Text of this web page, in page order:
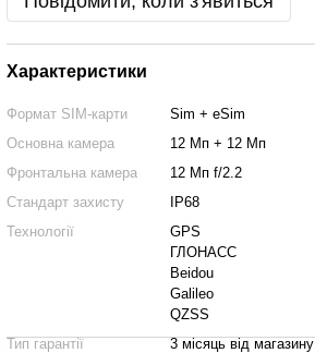
Характеристики
Формат SIM-карти
Sim + eSim
Основна камера
12 Мп + 12 Мп
Фронтальна камера
12 Мп f/2.2
Стандарт захисту
IP68
Технології
GPS
ГЛОНАСС
Beidou
Galileo
QZSS
Тип гарантії
3 місяць від магазину